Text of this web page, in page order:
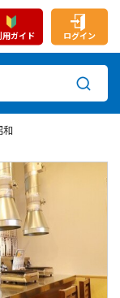
用ガイド ログイン
和